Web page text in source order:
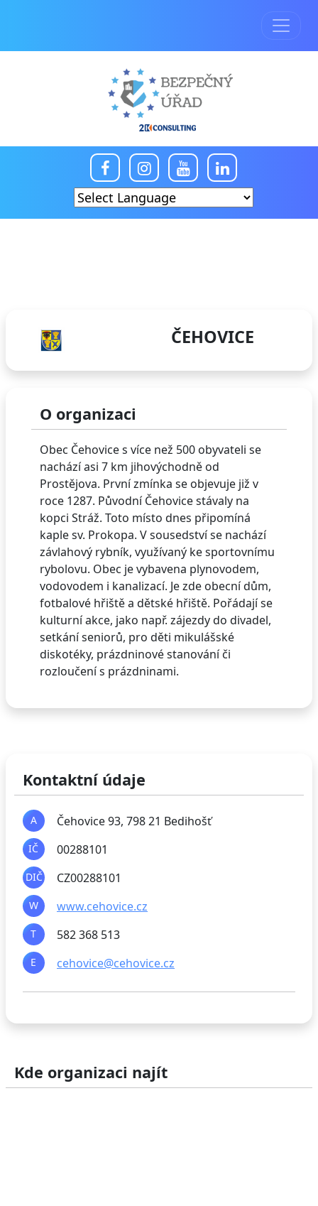
ČEHOVICE
O organizaci
Obec Čehovice s více než 500 obyvateli se
nachází asi 7 km jihovýchodně od
Prostějova. První zmínka se objevuje již v
roce 1287. Původní Čehovice stávaly na
kopci Stráž. Toto místo dnes připomíná
kaple sv. Prokopa. V sousedství se nachází
závlahový rybník, využívaný ke sportovnímu
rybolovu. Obec je vybavena plynovodem,
vodovodem i kanalizací. Je zde obecní dům,
fotbalové hřiště a dětské hřiště. Pořádají se
kulturní akce, jako např. zájezdy do divadel,
setkání seniorů, pro děti mikulášské
diskotéky, prázdninové stanování či
rozloučení s prázdninami.
Kontaktní údaje
A Čehovice 93, 798 21 Bedihošť
IČ 00288101
DIČ CZ00288101
W www.cehovice.cz
T 582 368 513
E cehovice@cehovice.cz
Kde organizaci najít